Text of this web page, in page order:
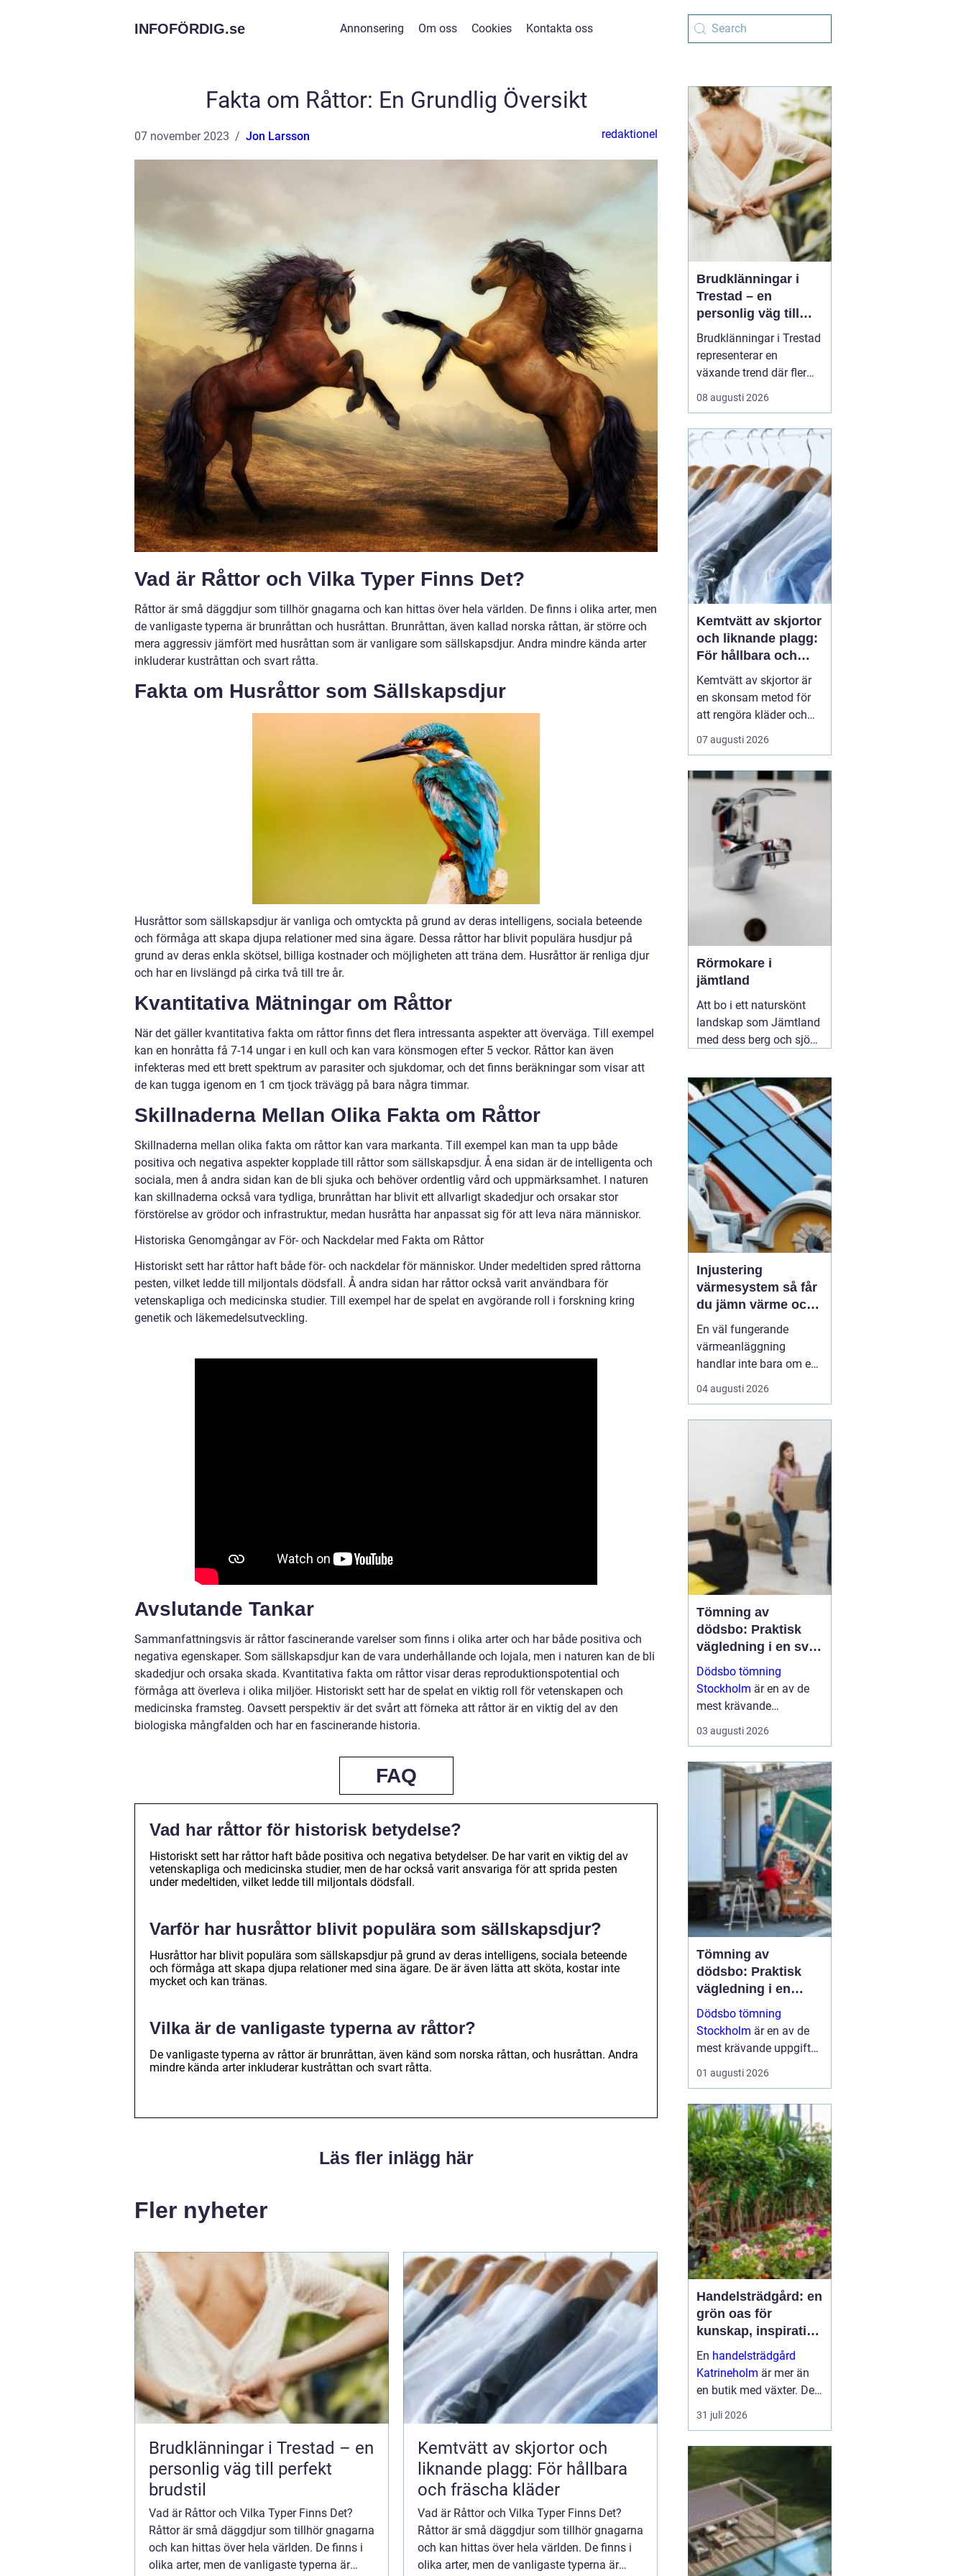
INFOFÖRDIG.se Annonsering Om oss Cookies Kontakta oss
Fakta om Råttor: En Grundlig Översikt
07 november 2023 Jon Larsson redaktionel
Vad är Råttor och Vilka Typer Finns Det?
Råttor är små däggdjur som tillhör gnagarna och kan hittas över hela världen. De finns i olika arter, men
de vanligaste typerna är brunråttan och husråttan. Brunråttan, även kallad norska råttan, är större och
mera aggressiv jämfört med husråttan som är vanligare som sällskapsdjur. Andra mindre kända arter
inkluderar kustråttan och svart råtta.
Fakta om Husråttor som Sällskapsdjur
Husråttor som sällskapsdjur är vanliga och omtyckta på grund av deras intelligens, sociala beteende
och förmåga att skapa djupa relationer med sina ägare. Dessa råttor har blivit populära husdjur på
grund av deras enkla skötsel, billiga kostnader och möjligheten att träna dem. Husråttor är renliga djur
och har en livslängd på cirka två till tre år.
Kvantitativa Mätningar om Råttor
När det gäller kvantitativa fakta om råttor finns det flera intressanta aspekter att överväga. Till exempel
kan en honråtta få 7-14 ungar i en kull och kan vara könsmogen efter 5 veckor. Råttor kan även
infekteras med ett brett spektrum av parasiter och sjukdomar, och det finns beräkningar som visar att
de kan tugga igenom en 1 cm tjock trävägg på bara några timmar.
Skillnaderna Mellan Olika Fakta om Råttor
Skillnaderna mellan olika fakta om råttor kan vara markanta. Till exempel kan man ta upp både
positiva och negativa aspekter kopplade till råttor som sällskapsdjur. Å ena sidan är de intelligenta och
sociala, men å andra sidan kan de bli sjuka och behöver ordentlig vård och uppmärksamhet. I naturen
kan skillnaderna också vara tydliga, brunråttan har blivit ett allvarligt skadedjur och orsakar stor
förstörelse av grödor och infrastruktur, medan husråtta har anpassat sig för att leva nära människor.
Historiska Genomgångar av För- och Nackdelar med Fakta om Råttor
Historiskt sett har råttor haft både för- och nackdelar för människor. Under medeltiden spred råttorna
pesten, vilket ledde till miljontals dödsfall. Å andra sidan har råttor också varit användbara för
vetenskapliga och medicinska studier. Till exempel har de spelat en avgörande roll i forskning kring
genetik och läkemedelsutveckling.
Avslutande Tankar
Sammanfattningsvis är råttor fascinerande varelser som finns i olika arter och har både positiva och
negativa egenskaper. Som sällskapsdjur kan de vara underhållande och lojala, men i naturen kan de bli
skadedjur och orsaka skada. Kvantitativa fakta om råttor visar deras reproduktionspotential och
förmåga att överleva i olika miljöer. Historiskt sett har de spelat en viktig roll för vetenskapen och
medicinska framsteg. Oavsett perspektiv är det svårt att förneka att råttor är en viktig del av den
biologiska mångfalden och har en fascinerande historia.
FAQ
Vad har råttor för historisk betydelse?
Historiskt sett har råttor haft både positiva och negativa betydelser. De har varit en viktig del av
vetenskapliga och medicinska studier, men de har också varit ansvariga för att sprida pesten
under medeltiden, vilket ledde till miljontals dödsfall.
Varför har husråttor blivit populära som sällskapsdjur?
Husråttor har blivit populära som sällskapsdjur på grund av deras intelligens, sociala beteende
och förmåga att skapa djupa relationer med sina ägare. De är även lätta att sköta, kostar inte
mycket och kan tränas.
Vilka är de vanligaste typerna av råttor?
De vanligaste typerna av råttor är brunråttan, även känd som norska råttan, och husråttan. Andra
mindre kända arter inkluderar kustråttan och svart råtta.
Läs fler inlägg här
Fler nyheter
Brudklänningar i Trestad – en
personlig väg till perfekt
brudstil
Vad är Råttor och Vilka Typer Finns Det?
Råttor är små däggdjur som tillhör gnagarna
och kan hittas över hela världen. De finns i
olika arter, men de vanligaste typerna är
Kemtvätt av skjortor och
liknande plagg: För hållbara
och fräscha kläder
Vad är Råttor och Vilka Typer Finns Det?
Råttor är små däggdjur som tillhör gnagarna
och kan hittas över hela världen. De finns i
olika arter, men de vanligaste typerna är
Brudklänningar i
Trestad – en
personlig väg till
perfekt brudstil
Brudklänningar i Trestad
representerar en
växande trend där fler
och fler blivande brudar
söker en mer personlig,
för sitt bröllop. Många
känner sig osäkra på var
de ska b&...
08 augusti 2026
Kemtvätt av skjortor
och liknande plagg:
För hållbara och
fräscha kläder
Kemtvätt av skjortor är
en skonsam metod för
att rengöra kläder och
textilier som inte tål
vanlig vattentvätt.
lösningsmedel i stället
för vatten bevaras färg,
form och k&...
07 augusti 2026
Rörmokare i
jämtland
Att bo i ett naturskönt
landskap som Jämtland
med dess berg och sjöar
Dock kan det kalla
klimatet och det
avlägsna läget innebära
utmaningar när det
kommer till vatten- och
värmeförsörjning,
05
augusti 2026
Injustering
värmesystem så får
du jämn värme och
lägre energikostnad
En väl fungerande
värmeanläggning
handlar inte bara om en
modern panna eller
värmepump. Utan rätt
försvinner en stor del av
effekten på vägen.
Många fastighetsägare
märker det som kalla
hörn, överhettad...
04 augusti 2026
Tömning av
dödsbo: Praktisk
vägledning i en svår
tid
Dödsbo tömning
Stockholm är en av de
mest krävande
uppgifterna som många
förr eller senare behöver
03 augusti 2026
Tömning av
dödsbo: Praktisk
vägledning i en
känslig situation
Dödsbo tömning
Stockholm är en av de
mest krävande uppgifter
som närstående kan
ställas inför, både
01 augusti 2026
Handelsträdgård: en
grön oas för
kunskap, inspiration
och odlarglädje
En handelsträdgård
Katrineholm är mer än
en butik med växter. Den
fungerar som en
mötesplats för
skapa trivsel...
31 juli 2026